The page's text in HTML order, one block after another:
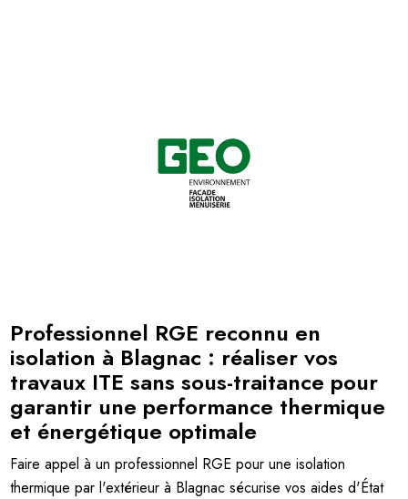
Professionnel RGE reconnu en
isolation à Blagnac : réaliser vos
travaux ITE sans sous-traitance pour
garantir une performance thermique
et énergétique optimale
Faire appel à un professionnel RGE pour une isolation
thermique par l'extérieur à Blagnac sécurise vos aides d'État